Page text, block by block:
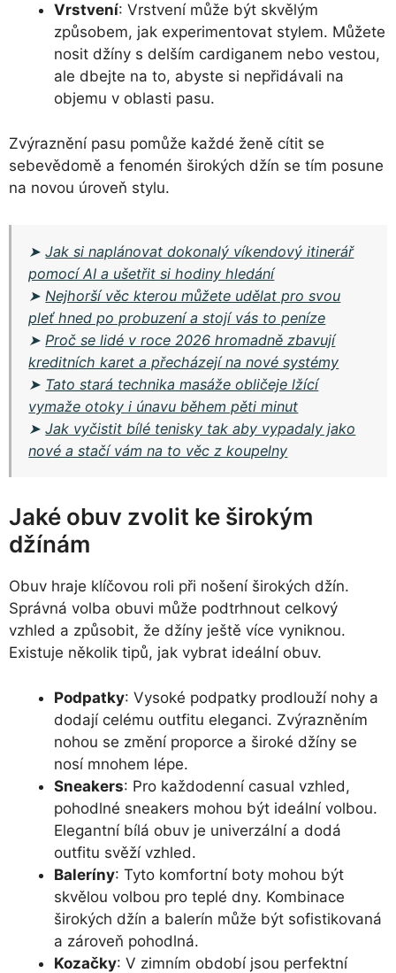
Vrstvení: Vrstvení může být skvělým
způsobem, jak experimentovat stylem. Můžete
nosit džíny s delším cardiganem nebo vestou,
ale dbejte na to, abyste si nepřidávali na
objemu v oblasti pasu.
Zvýraznění pasu pomůže každé ženě cítit se
sebevědomě a fenomén širokých džín se tím posune
na novou úroveň stylu.
➤Jak si naplánovat dokonalý víkendový itinerář
pomocí AI a ušetřit si hodiny hledání
➤ Nejhorší věc kterou můžete udělat pro svou
pleť hned po probuzení a stojí vás to peníze
➤ Proč se lidé v roce 2026 hromadně zbavují
kreditních karet a přecházejí na nové systémy
➤ Tato stará technika masáže obličeje lžící
vymaže otoky i únavu během pěti minut
➤Jak vyčistit bílé tenisky tak aby vypadaly jako
nové a stačí vám na to věc z koupelny
Jaké obuv zvolit ke širokým
džínám
Obuv hraje klíčovou roli při nošení širokých džín.
Správná volba obuvi může podtrhnout celkový
vzhled a způsobit, že džíny ještě více vyniknou.
Existuje několik tipů, jak vybrat ideální obuv.
Podpatky: Vysoké podpatky prodlouží nohy a
dodají celému outfitu eleganci. Zvýrazněním
nohou se změní proporce a široké džíny se
nosí mnohem lépe.
Sneakers: Pro každodenní casual vzhled,
pohodlné sneakers mohou být ideální volbou.
Elegantní bílá obuv je univerzální a dodá
outfitu svěží vzhled.
Baleríny: Tyto komfortní boty mohou být
skvělou volbou pro teplé dny. Kombinace
širokých džín a balerín může být sofistikovaná
a zároveň pohodlná.
Kozačky: V zimním období jsou perfektní